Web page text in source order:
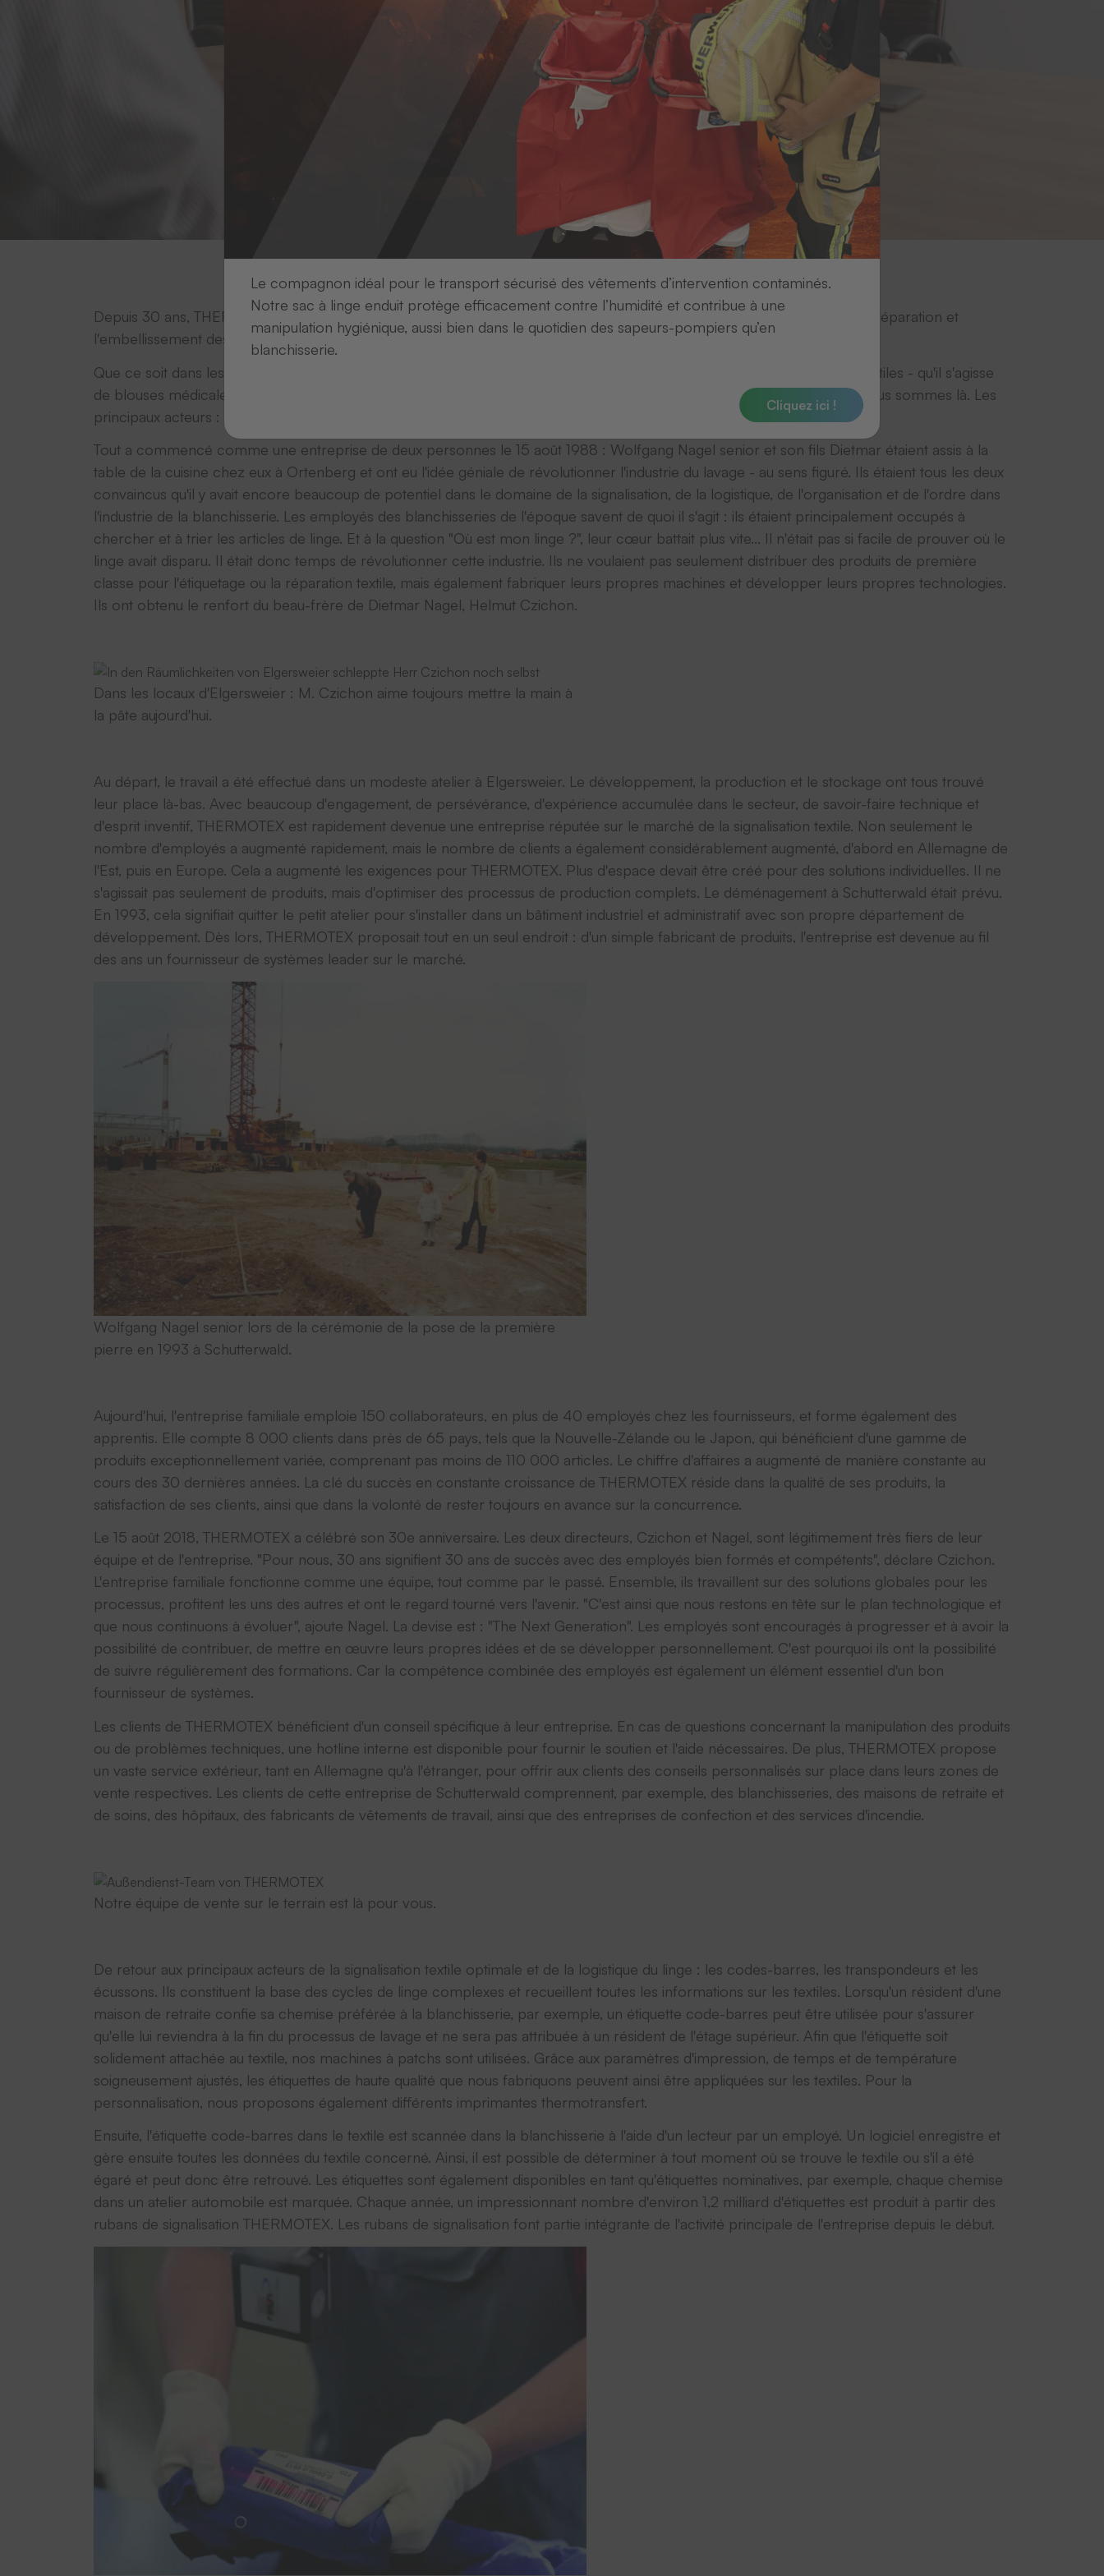
Depuis 30 ans, THERMOTEX propose des machines, des fournitures et des services pour la signalisation, la logistique, la réparation et
l'embellissement des textiles.
Que ce soit dans les hôpitaux, les hôtels, l'industrie de la confection ou la production alimentaire : chaque fois que des textiles - qu'il s'agisse
de blouses médicales, de draps, de pantalons de travail ou de tabliers - doivent être marqués pour le cycle de lavage, nous sommes là. Les
principaux acteurs : les codes-barres, les transpondeurs et les écussons.
Tout a commencé comme une entreprise de deux personnes le 15 août 1988 : Wolfgang Nagel senior et son fils Dietmar étaient assis à la
table de la cuisine chez eux à Ortenberg et ont eu l'idée géniale de révolutionner l'industrie du lavage - au sens figuré. Ils étaient tous les deux
convaincus qu'il y avait encore beaucoup de potentiel dans le domaine de la signalisation, de la logistique, de l'organisation et de l'ordre dans
l'industrie de la blanchisserie. Les employés des blanchisseries de l'époque savent de quoi il s'agit : ils étaient principalement occupés à
chercher et à trier les articles de linge. Et à la question "Où est mon linge ?", leur cœur battait plus vite... Il n'était pas si facile de prouver où le
linge avait disparu. Il était donc temps de révolutionner cette industrie. Ils ne voulaient pas seulement distribuer des produits de première
classe pour l'étiquetage ou la réparation textile, mais également fabriquer leurs propres machines et développer leurs propres technologies.
Ils ont obtenu le renfort du beau-frère de Dietmar Nagel, Helmut Czichon.
Dans les locaux d'Elgersweier : M. Czichon aime toujours mettre la main à
la pâte aujourd'hui.
Au départ, le travail a été effectué dans un modeste atelier à Elgersweier. Le développement, la production et le stockage ont tous trouvé
leur place là-bas. Avec beaucoup d'engagement, de persévérance, d'expérience accumulée dans le secteur, de savoir-faire technique et
d'esprit inventif, THERMOTEX est rapidement devenue une entreprise réputée sur le marché de la signalisation textile. Non seulement le
nombre d'employés a augmenté rapidement, mais le nombre de clients a également considérablement augmenté, d'abord en Allemagne de
l'Est, puis en Europe. Cela a augmenté les exigences pour THERMOTEX. Plus d'espace devait être créé pour des solutions individuelles. Il ne
s'agissait pas seulement de produits, mais d'optimiser des processus de production complets. Le déménagement à Schutterwald était prévu.
En 1993, cela signifiait quitter le petit atelier pour s'installer dans un bâtiment industriel et administratif avec son propre département de
développement. Dès lors, THERMOTEX proposait tout en un seul endroit : d'un simple fabricant de produits, l'entreprise est devenue au fil
des ans un fournisseur de systèmes leader sur le marché.
Wolfgang Nagel senior lors de la cérémonie de la pose de la première
pierre en 1993 à Schutterwald.
Aujourd'hui, l'entreprise familiale emploie 150 collaborateurs, en plus de 40 employés chez les fournisseurs, et forme également des
apprentis. Elle compte 8 000 clients dans près de 65 pays, tels que la Nouvelle-Zélande ou le Japon, qui bénéficient d'une gamme de
produits exceptionnellement variée, comprenant pas moins de 110 000 articles. Le chiffre d'affaires a augmenté de manière constante au
cours des 30 dernières années. La clé du succès en constante croissance de THERMOTEX réside dans la qualité de ses produits, la
satisfaction de ses clients, ainsi que dans la volonté de rester toujours en avance sur la concurrence.
Le 15 août 2018, THERMOTEX a célébré son 30e anniversaire. Les deux directeurs, Czichon et Nagel, sont légitimement très fiers de leur
équipe et de l'entreprise. "Pour nous, 30 ans signifient 30 ans de succès avec des employés bien formés et compétents", déclare Czichon.
L'entreprise familiale fonctionne comme une équipe, tout comme par le passé. Ensemble, ils travaillent sur des solutions globales pour les
processus, profitent les uns des autres et ont le regard tourné vers l'avenir. "C'est ainsi que nous restons en tête sur le plan technologique et
que nous continuons à évoluer", ajoute Nagel. La devise est : "The Next Generation". Les employés sont encouragés à progresser et à avoir la
possibilité de contribuer, de mettre en œuvre leurs propres idées et de se développer personnellement. C'est pourquoi ils ont la possibilité
de suivre régulièrement des formations. Car la compétence combinée des employés est également un élément essentiel d'un bon
fournisseur de systèmes.
Les clients de THERMOTEX bénéficient d'un conseil spécifique à leur entreprise. En cas de questions concernant la manipulation des produits
ou de problèmes techniques, une hotline interne est disponible pour fournir le soutien et l'aide nécessaires. De plus, THERMOTEX propose
un vaste service extérieur, tant en Allemagne qu'à l'étranger, pour offrir aux clients des conseils personnalisés sur place dans leurs zones de
vente respectives. Les clients de cette entreprise de Schutterwald comprennent, par exemple, des blanchisseries, des maisons de retraite et
de soins, des hôpitaux, des fabricants de vêtements de travail, ainsi que des entreprises de confection et des services d'incendie.
Notre équipe de vente sur le terrain est là pour vous.
De retour aux principaux acteurs de la signalisation textile optimale et de la logistique du linge : les codes-barres, les transpondeurs et les
écussons. Ils constituent la base des cycles de linge complexes et recueillent toutes les informations sur les textiles. Lorsqu'un résident d'une
maison de retraite confie sa chemise préférée à la blanchisserie, par exemple, un étiquette code-barres peut être utilisée pour s'assurer
qu'elle lui reviendra à la fin du processus de lavage et ne sera pas attribuée à un résident de l'étage supérieur. Afin que l'étiquette soit
solidement attachée au textile, nos machines à patchs sont utilisées. Grâce aux paramètres d'impression, de temps et de température
soigneusement ajustés, les étiquettes de haute qualité que nous fabriquons peuvent ainsi être appliquées sur les textiles. Pour la
personnalisation, nous proposons également différents imprimantes thermotransfert.
Ensuite, l'étiquette code-barres dans le textile est scannée dans la blanchisserie à l'aide d'un lecteur par un employé. Un logiciel enregistre et
gère ensuite toutes les données du textile concerné. Ainsi, il est possible de déterminer à tout moment où se trouve le textile ou s'il a été
égaré et peut donc être retrouvé. Les étiquettes sont également disponibles en tant qu'étiquettes nominatives, par exemple, chaque chemise
dans un atelier automobile est marquée. Chaque année, un impressionnant nombre d'environ 1,2 milliard d'étiquettes est produit à partir des
rubans de signalisation THERMOTEX. Les rubans de signalisation font partie intégrante de l'activité principale de l'entreprise depuis le début.
Le compagnon idéal pour le transport sécurisé des vêtements d’intervention contaminés.
Notre sac à linge enduit protège efficacement contre l’humidité et contribue à une
manipulation hygiénique, aussi bien dans le quotidien des sapeurs-pompiers qu’en
blanchisserie.
Cliquez ici !